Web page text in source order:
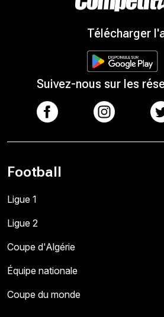
Télécharger
Suivez-nous sur les
Football
Ligue 1
Ligue 2
Coupe d'Algérie
Équipe nationale
Coupe du monde